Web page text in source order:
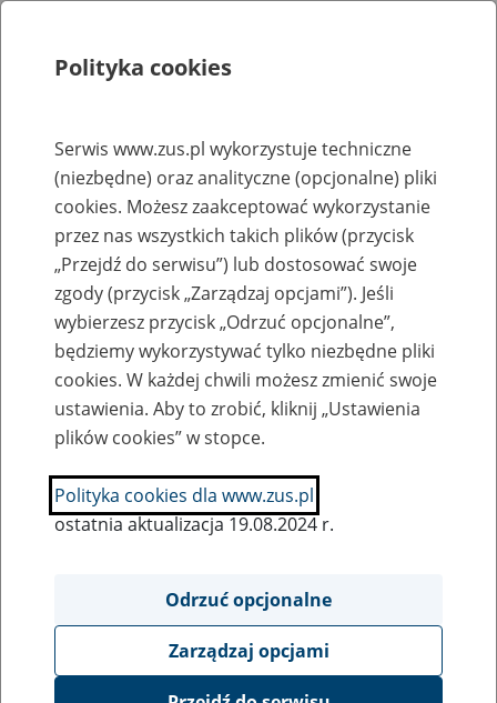
Rejestry, ewidencje i archiwa
Baza zlikwidowanych lub
przekształconych zakładów pracy
Nazwa zakładu pracy:
SZUKAJ
Ukryj wszystkie pozycje bazy
Polityka cookies
Serwis www.zus.pl wykorzystuje techniczne
(niezbędne) oraz analityczne (opcjonalne) pliki
cookies. Możesz zaakceptować wykorzystanie
przez nas wszystkich takich plików (przycisk
„Przejdź do serwisu”) lub dostosować swoje
zgody (przycisk „Zarządzaj opcjami”). Jeśli
wybierzesz przycisk „Odrzuć opcjonalne”,
będziemy wykorzystywać tylko niezbędne pliki
cookies. W każdej chwili możesz zmienić swoje
ustawienia. Aby to zrobić, kliknij „Ustawienia
plików cookies” w stopce.
Polityka cookies dla www.zus.pl
ostatnia aktualizacja 19.08.2024 r.
Odrzuć opcjonalne
Zarządzaj opcjami